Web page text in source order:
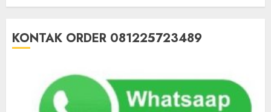
KONTAK ORDER 081225723489